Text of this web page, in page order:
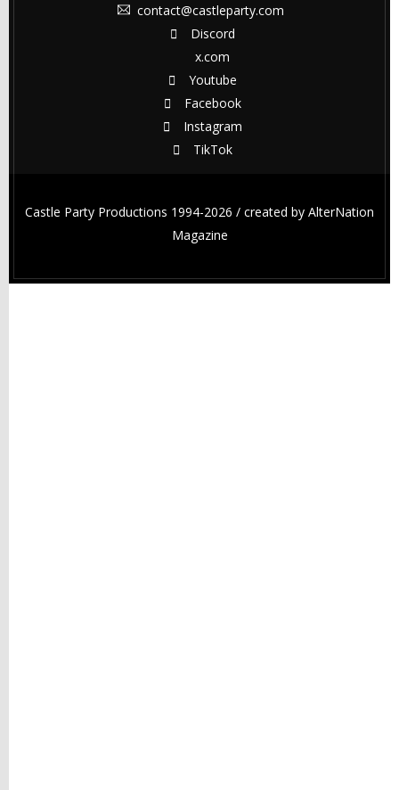
contact@castleparty.com
Discord
x.com
Youtube
Facebook
Instagram
TikTok
Castle Party Productions 1994-2026 / created by AlterNation
Magazine